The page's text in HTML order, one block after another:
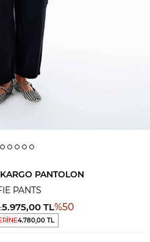
PANTOLON
PANTS
5.975,00 TL%50
4.780,00 TL